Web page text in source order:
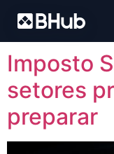
Tag:
Imposto
setores
preparar